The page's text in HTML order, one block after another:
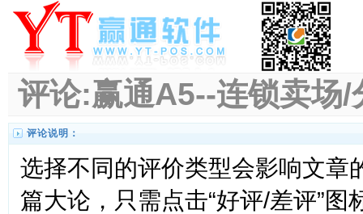
评论:赢通A5--连锁卖场/
评论说明：
选择不同的评价类型会影响文章
篇大论，只需点击“好评/差评”